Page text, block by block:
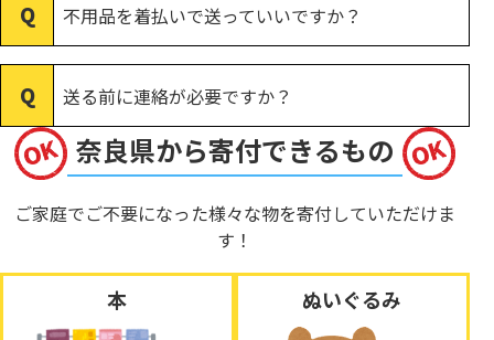
不用品を着払いで送っていいですか？
送る前に連絡が必要ですか？
奈良県から寄付できるもの
ご家庭でご不要になった様々な物を寄付していただけま
す！
本 ぬいぐるみ